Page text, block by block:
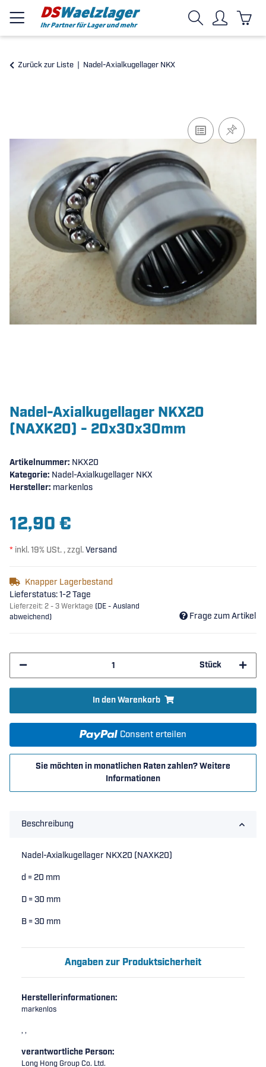
Zurück zur Liste Nadel-Axialkugellager NKX
Nadel-Axialkugellager NKX20
(NAXK20) - 20x30x30mm
Artikelnummer: NKX20
Kategorie: Nadel-Axialkugellager NKX
Hersteller: markenlos
12,90 €
* inkl. 19% USt. , zzgl.Versand
Knapper Lagerbestand
Lieferstatus: 1-2 Tage
Lieferzeit: 2 - 3 Werktage (DE - Ausland
abweichend)
Frage zum Artikel
Stück
In den Warenkorb
Consent erteilen
Sie möchten in monatlichen Raten zahlen?Weitere
Informationen
Beschreibung
Nadel-Axialkugellager NKX20 (NAXK20)
d = 20 mm
D = 30 mm
B = 30 mm
Angaben zur Produktsicherheit
Herstellerinformationen:
markenlos
, ,
verantwortliche Person:
Long Hong Group Co. Ltd.